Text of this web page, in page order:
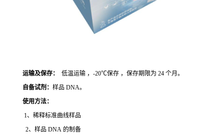
运输及保存：
低温运输 ，-20℃保存 ，保存期限为 24 个月。
自备试剂： 样品 DNA。
使用方法：
1、稀释标准曲线样品
2、样品 DNA 的制备